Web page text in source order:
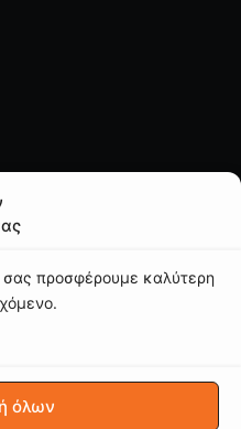
σας προσφέρουμε καλύτερη
όλων
Cookies (ΕΕ)
η χρήση ή επανεκπομπή, μετά